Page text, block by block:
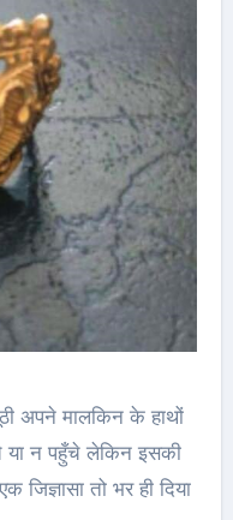
अपने मालकिन के हाथों
या न पहुँचे लेकिन इसकी
तो भर ही दिया